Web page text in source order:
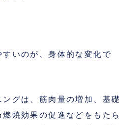
すいのが、身体的な変化で
グは、筋肉量の増加、基礎
焼効果の促進などをもたら